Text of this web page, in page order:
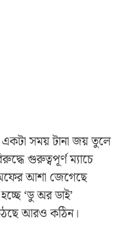
সময় টানা জয় তুলে
গুরুত্বপূর্ণ ম্যাচে
অফের আশা জেগেছে
‘ডু অর ডাই’
আরও কঠিন।